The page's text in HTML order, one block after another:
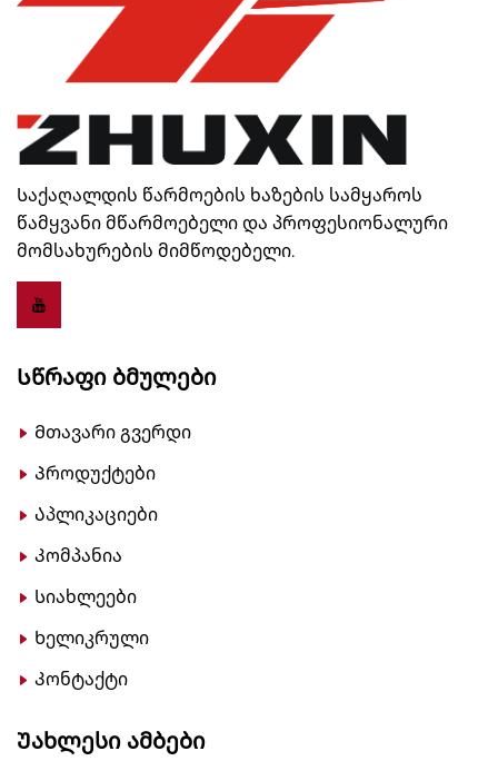
Საქაღალდის წარმოების ხაზების სამყაროს
წამყვანი მწარმოებელი და პროფესიონალური
მომსახურების მიმწოდებელი.
Სწრაფი Ბმულები
Მთავარი გვერდი
Პროდუქტები
Აპლიკაციები
Კომპანია
Სიახლეები
Ხელიკრული
Კონტაქტი
Უახლესი Ამბები